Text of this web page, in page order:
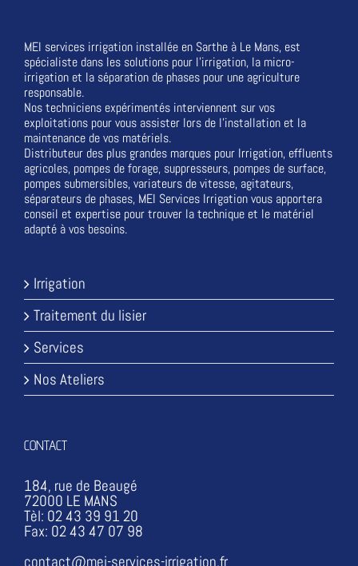
MEI services irrigation installée en Sarthe à Le Mans, est
spécialiste dans les solutions pour l'irrigation, la micro-
irrigation et la séparation de phases pour une agriculture
responsable.
Nos techniciens expérimentés interviennent sur vos
exploitations pour vous assister lors de l'installation et la
maintenance de vos matériels.
Distributeur des plus grandes marques pour Irrigation, effluents
agricoles, pompes de forage, suppresseurs, pompes de surface,
pompes submersibles, variateurs de vitesse, agitateurs,
séparateurs de phases, MEI Services Irrigation vous apportera
conseil et expertise pour trouver la technique et le matériel
adapté à vos besoins.
Irrigation
Traitement du lisier
Services
Nos Ateliers
CONTACT
184, rue de Beaugé
72000 LE MANS
Tèl: 02 43 39 91 20
Fax: 02 43 47 07 98
contact@mei-services-irrigation.fr